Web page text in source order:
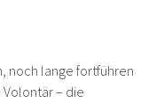
noch lange fortführen
– die